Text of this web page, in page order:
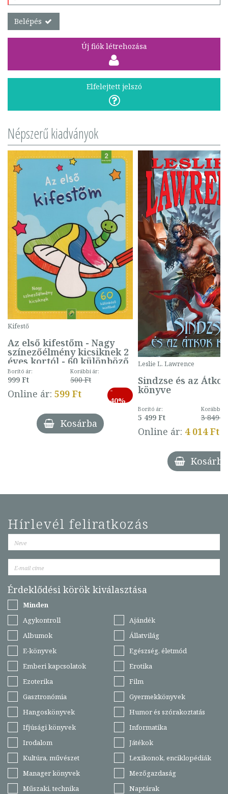
Belépés
Új fiók létrehozása
Elfelejtett jelszó
Népszerű kiadványok
Kifestő
Az első kifestőm - Nagy
színezőélmény kicsiknek 2
éves kortól - 60 különböző
mintával (gombás)
Borító ár:
999 Ft
Korábbi ár:
500 Ft
Online ár: 599 Ft
-
40%
Kosárba
Leslie L. Lawrence
Sindzse és az Átkok
könyve
Borító ár:
5 499 Ft
Korábbi
3 849 Ft
Online ár: 4 014 Ft
Kosárba
Hírlevél feliratkozás
Érdeklődési körök kiválasztása
Minden
Agykontroll
Ajándék
Albumok
Állatvilág
E-könyvek
Egészség, életmód
Emberi kapcsolatok
Erotika
Ezoterika
Film
Gasztronómia
Gyermekkönyvek
Hangoskönyvek
Humor és szórakoztatás
Ifjúsági könyvek
Informatika
Irodalom
Játékok
Kultúra, művészet
Lexikonok, enciklopédiák
Manager könyvek
Mezőgazdaság
Műszaki, technika
Naptárak